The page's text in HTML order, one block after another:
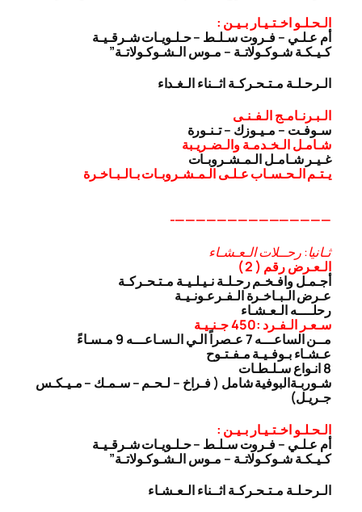
الـحـلـو اخـتـيـار بـيـن :
أم عـلـي – فـروت سـلـط – حـلـويـات شـرقـيـة
كـيـكـة شـوكـولاتـة – مـوس الـشـوكـولاتـة”
الـرحـلـة مـتـحـركـة اثــناء الـغـداء
الـبـرنـامـج الـفـنـى
سـوفـت – مـيـوزك – تـنـورة
شـامـل الـخـدمـة والـضـريـبة
غـيـر شـامـل الـمـشـروبـات
يـتـم الـحـسـاب عـلـى الـمـشـروبـات بـالـبـاخـرة
———————————————-
ثـانيا: رحــلات الـعـشـاء
الـعـرض رقم ( 2 )
أجـمـل وافـخـم رحـلـة نـيـلـيـة مـتـحـركـة
عـرض الـبـاخـرة الـفـرعـونـيـة
رحلــــه الـعـشـاء
سـعـر الـفـرد :450 جـنـيـة
مــن الساعـــه 7 عـصراً الـي الـسـاعـــه 9 مـسـاءً
عـشـاء بـوفـيـة مـفـتـوح
8 انـواع سـلـطـات
شـوربـةالبوفية شامل ( فـراخ – لـحـم – سـمـك – مـيـكـس
جـريـل)
الـحـلـو اخـتـيـار بـيـن :
أم عـلـي – فـروت سـلـط – حـلـويـات شـرقـيـة
كـيـكـة شـوكـولاتـة – مـوس الـشـوكـولاتـة”
الـرحـلـة مـتـحـركـة اثــناء الـعـشـاء